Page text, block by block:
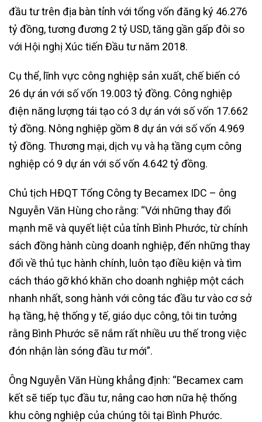
đầu tư trên địa bàn tỉnh với tổng vốn đăng ký 46.276
tỷ đồng, tương đương 2 tỷ USD, tăng gần gấp đôi so
với Hội nghị Xúc tiến Đầu tư năm 2018.
Cụ thể, lĩnh vực công nghiệp sản xuất, chế biến có
26 dự án với số vốn 19.003 tỷ đồng. Công nghiệp
điện năng lượng tái tạo có 3 dự án với số vốn 17.662
tỷ đồng. Nông nghiệp gồm 8 dự án với số vốn 4.969
tỷ đồng. Thương mại, dịch vụ và hạ tầng cụm công
nghiệp có 9 dự án với số vốn 4.642 tỷ đồng.
Chủ tịch HĐQT Tổng Công ty Becamex IDC – ông
Nguyễn Văn Hùng cho rằng: “Với những thay đổi
mạnh mẽ và quyết liệt của tỉnh Bình Phước, từ chính
sách đồng hành cùng doanh nghiệp, đến những thay
đổi về thủ tục hành chính, luôn tạo điều kiện và tìm
cách tháo gỡ khó khăn cho doanh nghiệp một cách
nhanh nhất, song hành với công tác đầu tư vào cơ sở
hạ tầng, hệ thống y tế, giáo dục công, tôi tin tưởng
rằng Bình Phước sẽ nắm rất nhiều ưu thế trong việc
đón nhận làn sóng đầu tư mới”.
Ông Nguyễn Văn Hùng khẳng định: “Becamex cam
kết sẽ tiếp tục đầu tư, nâng cao hơn nữa hệ thống
khu công nghiệp của chúng tôi tại Bình Phước.